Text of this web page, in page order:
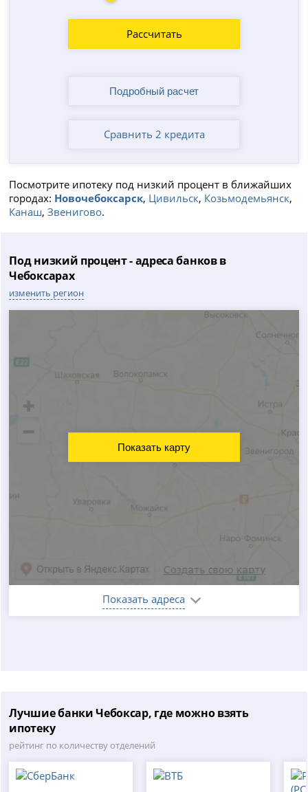
Рассчитать
Сравнить 2 кредита
Посмотрите ипотеку под низкий процент в ближайших
городах: Новочебоксарск, Цивильск, Козьмодемьянск,
Канаш,Звенигово.
Под низкий процент - адреса банков в
Чебоксарах
изменить регион
Показать адреса
Показать карту
Лучшие банки Чебоксар, где можно взять
ипотеку
рейтинг по количеству отделений